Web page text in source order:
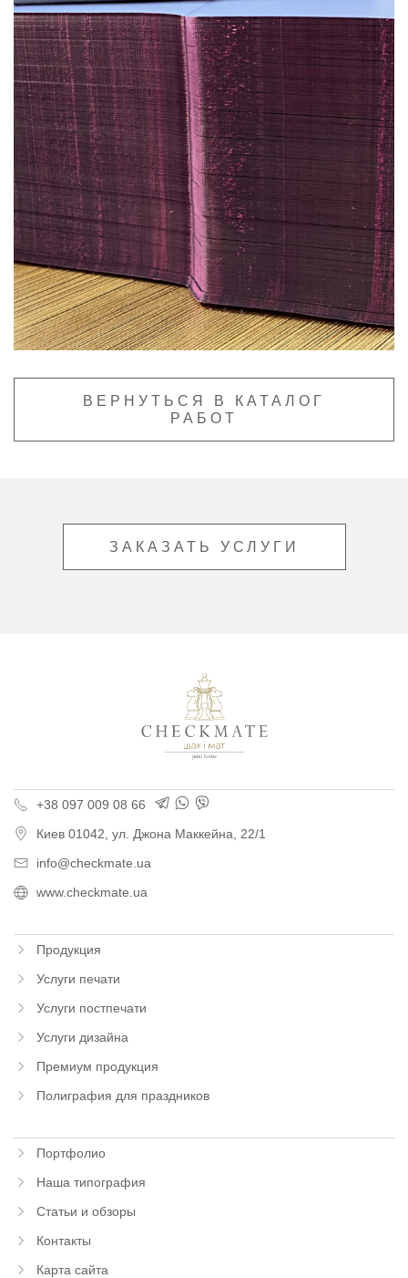
ВЕРНУТЬСЯ В КАТАЛОГ
РАБОТ
ЗАКАЗАТЬ УСЛУГИ
+38 097 009 08 66
Киев 01042, ул. Джона Маккейна, 22/1
info@checkmate.ua
www.checkmate.ua
Продукция
Услуги печати
Услуги постпечати
Услуги дизайна
Премиум продукция
Полиграфия для праздников
Портфолио
Наша типография
Статьи и обзоры
Контакты
Карта сайта